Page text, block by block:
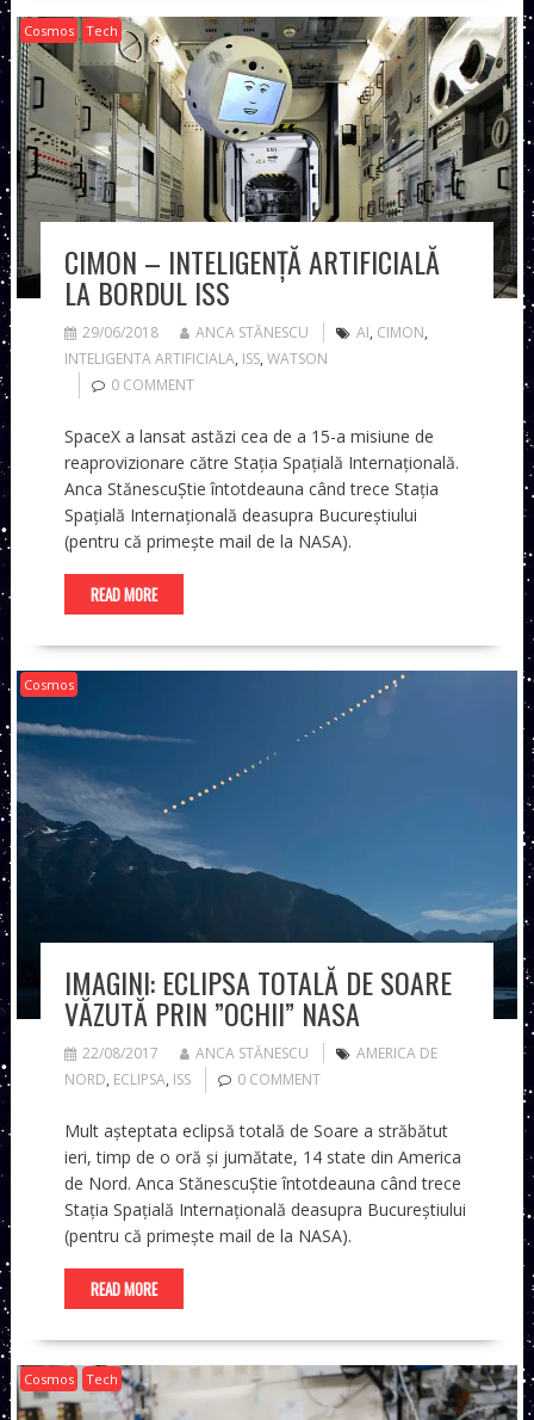
Cosmos Tech
CIMON – INTELIGENȚĂ ARTIFICIALĂ
LA BORDUL ISS
29/06/2018 ANCA STĂNESCU AI, CIMON,
INTELIGENTA ARTIFICIALA, ISS, WATSON
0 COMMENT
SpaceX a lansat astăzi cea de a 15-a misiune de
reaprovizionare către Stația Spațială Internațională.
Anca StănescuȘtie întotdeauna când trece Stația
Spațială Internațională deasupra Bucureștiului
(pentru că primește mail de la NASA).
READ MORE
Cosmos
IMAGINI: ECLIPSA TOTALĂ DE SOARE
VĂZUTĂ PRIN ”OCHII” NASA
22/08/2017 ANCA STĂNESCU
AMERICA DE
NORD, ECLIPSA, ISS 0 COMMENT
Mult așteptata eclipsă totală de Soare a străbătut
ieri, timp de o oră și jumătate, 14 state din America
de Nord. Anca StănescuȘtie întotdeauna când trece
Stația Spațială Internațională deasupra Bucureștiului
(pentru că primește mail de la NASA).
READ MORE
Cosmos Tech